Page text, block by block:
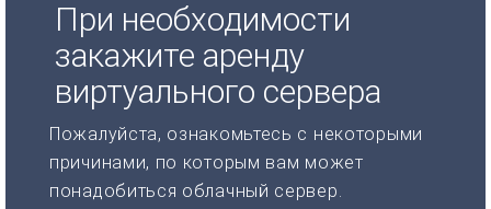
При необходимости
закажите аренду
виртуального сервера
Пожалуйста, ознакомьтесь с некоторыми
причинами, по которым вам может
понадобиться облачный сервер.